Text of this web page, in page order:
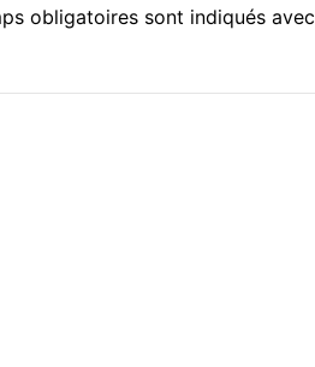
obligatoires sont indiqués avec